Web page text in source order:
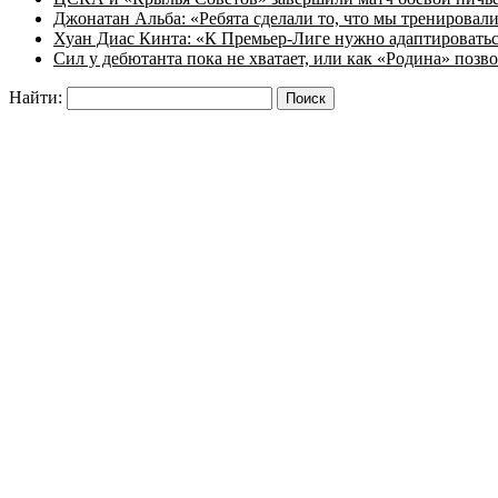
Джонатан Альба: «Ребята сделали то, что мы
Хуан Диас Кинта: «К Премьер-Лиге нужно
Сил у дебютанта пока не хватает, или как «Родина»
Найти: